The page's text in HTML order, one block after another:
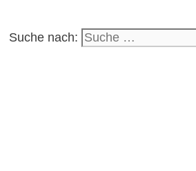
Suche nach: